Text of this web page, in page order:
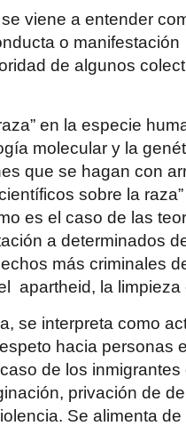
viene a entender
o
de algunos
en la especie
molecular y la
que se hagan con
sobre la
es el caso de las
a determinados
más criminales
apartheid, la
se interpreta como
hacia personas
de los
privación de
Se alimenta